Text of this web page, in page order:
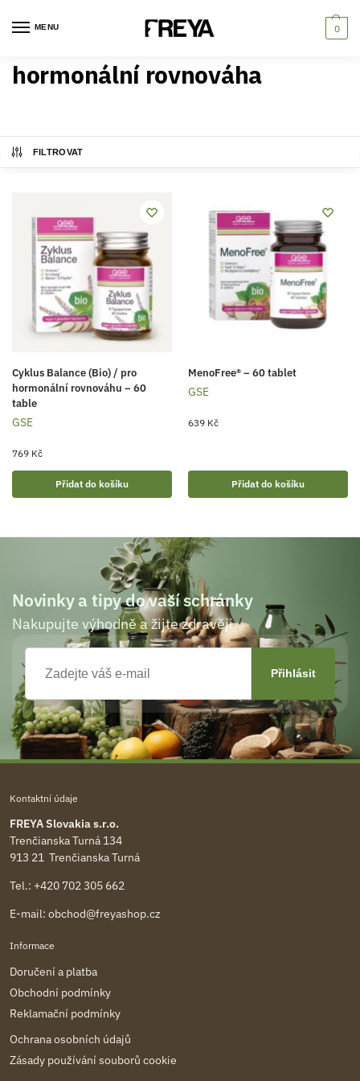
MENU 0
hormonální rovnováha
FILTROVAT
Cyklus Balance (Bio) / pro
hormonální rovnováhu – 60
table
GSE
769 Kč
Přidat do košíku
MenoFree® – 60 tablet
GSE
639 Kč
Přidat do košíku
Novinky a tipy do vaší schránky
Nakupujte výhodně a žijte zdravěji
Kontaktní údaje
FREYA Slovakia s.r.o.
Trenčianska Turná 134
913 21 Trenčianska Turná
Tel.: +420 702 305 662
E-mail: obchod@freyashop.cz
Informace
Doručení a platba
Obchodní podmínky
Reklamační podmínky
Ochrana osobních údajů
Zásady používání souborů cookie